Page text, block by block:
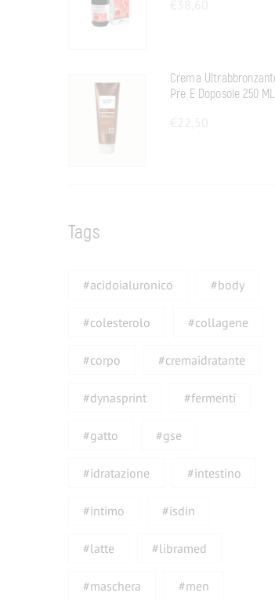
Crema Ultrabbronzante
Pre E Doposole 250 ML
Tags
#acidoialuronico #body
#colesterolo #collagene
#corpo #cremaidratante
#dynasprint #fermenti
#gatto #gse
#idratazione #intestino
#intimo #isdin
#latte #libramed
#maschera #men